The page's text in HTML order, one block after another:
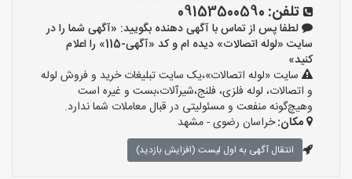
تلفن: 09153500590
لطفا پس از تماس با آگهی دهنده بگویید: «آگهی شما را در
سایت «لوله اتصالات» دیده ام و کد «آگهی-115» را اعلام
کنید»
سایت «لوله اتصالات»،یک سایت تبلیغات خرید و فروش لوله
و اتصالات، لوله فلزی، فلنج،شیرآلات،بست و غیره است
وهیچ‌گونه منفعت و مسئولیتی در قبال معاملات شما ندارد.
مکان:خراسان رضوی - مشهد
انتقال آگهی به اول لیست (افزایش بازدید)